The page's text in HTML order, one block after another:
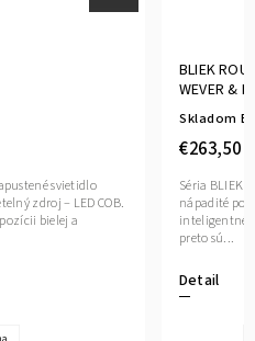
svietidlo
zdroj – LED COB.
bielej a
BLIEK
WEVER &
Skladom
€263,50
Detail
Séria BLIEK
nápadité
preto sú...